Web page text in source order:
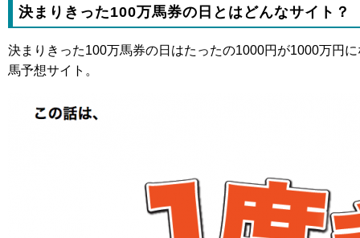
決まりきった100万馬券の日とはどんなサイト？
決まりきった100万馬券の日はたったの1000円が1000万円
馬予想サイト。